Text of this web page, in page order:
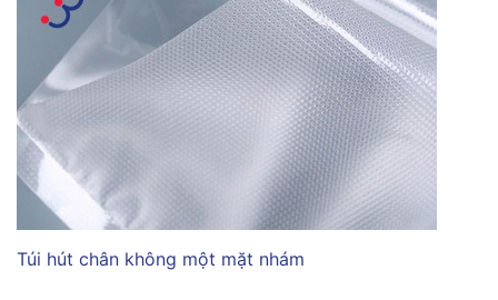
Túi hút chân không một mặt nhám